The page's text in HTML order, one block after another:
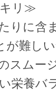
リ≫
りに含
難しい
スムー
栄養バ